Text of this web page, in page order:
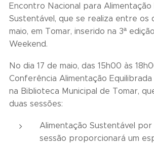
Encontro Nacional para Alimentação
Sustentável, que se realiza entre os
maio, em Tomar, inserido na 3ª
Weekend.
No dia 17 de maio, das 15h00 às
Conferência Alimentação
na Biblioteca Municipal de Tomar,
duas sessões:
Alimentação Sustentável
sessão proporcionará um